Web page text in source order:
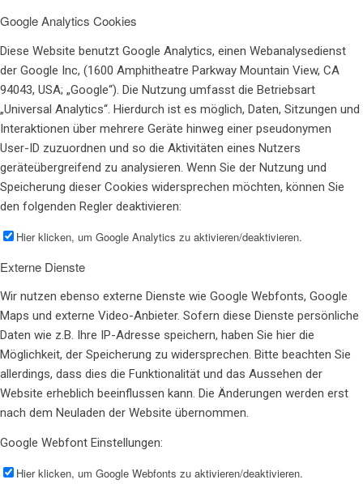
Google Analytics Cookies
Diese Website benutzt Google Analytics, einen Webanalysedienst
der Google Inc, (1600 Amphitheatre Parkway Mountain View, CA
94043, USA; „Google“). Die Nutzung umfasst die Betriebsart
„Universal Analytics“. Hierdurch ist es möglich, Daten, Sitzungen und
Interaktionen über mehrere Geräte hinweg einer pseudonymen
User-ID zuzuordnen und so die Aktivitäten eines Nutzers
geräteübergreifend zu analysieren. Wenn Sie der Nutzung und
Speicherung dieser Cookies widersprechen möchten, können Sie
den folgenden Regler deaktivieren:
Hier klicken, um Google Analytics zu aktivieren/deaktivieren.
Externe Dienste
Wir nutzen ebenso externe Dienste wie Google Webfonts, Google
Maps und externe Video-Anbieter. Sofern diese Dienste persönliche
Daten wie z.B. Ihre IP-Adresse speichern, haben Sie hier die
Möglichkeit, der Speicherung zu widersprechen. Bitte beachten Sie
allerdings, dass dies die Funktionalität und das Aussehen der
Website erheblich beeinflussen kann. Die Änderungen werden erst
nach dem Neuladen der Website übernommen.
Google Webfont Einstellungen:
Hier klicken, um Google Webfonts zu aktivieren/deaktivieren.